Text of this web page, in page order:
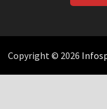
Copyright © 2026